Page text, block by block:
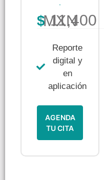
$11,400 MXN
Reporte
digital y
en
aplicación
AGENDA
TU CITA